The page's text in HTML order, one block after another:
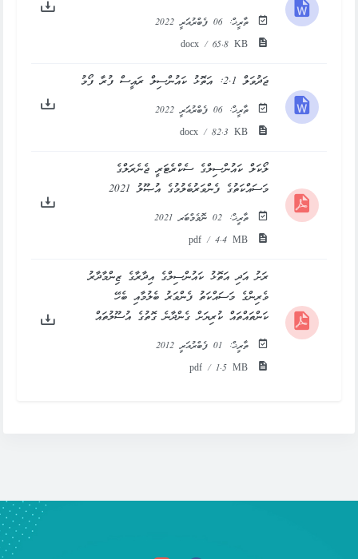
ތާރީޚް: 06 ފެބްރުއަރީ 2022
docx / 65.8 KB
ޖަދުވަލް 2.1: އަތޮޅު ކައުންސިލް ރައީސް ފުރާ ފޯމު
ތާރީޚް: 06 ފެބްރުއަރީ 2022
docx / 82.3 KB
ލޯކަލް ކައުންސިލްގެ ސެކްރެޓަރީ ޖެނެރަލްގެ
މަސައްކަތުގެ ފެންވަރުބެލުމުގެ އުޞޫލު 2021
ތާރީޚް: 02 ނޮވެމްބަރ 2021
pdf / 4.4 MB
ރަށު އަދި އަތޮޅު ކައުންސިލްގެ އިދާރާގެ ޒިންމާދާރު
ވެރިންގެ މަސައްކަތު ފެންވަރު ބެލުމާއި ބެހޭ
ކަންތައްތައް ކުރިޔަށް ގެންދާނެ ގޮތުގެ އުސޫލުތައް
ތާރީޚް: 01 ފެބްރުއަރީ 2012
pdf / 1.5 MB